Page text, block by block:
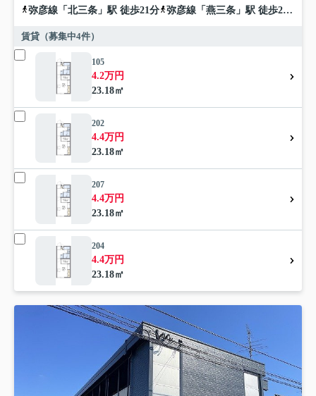
弥彦線 「 北三条 」駅 徒歩21分 弥彦線 「 燕三条 」駅 徒歩24分
賃貸（募集中4件）
105
4.2万円
23.18㎡
202
4.4万円
23.18㎡
207
4.4万円
23.18㎡
204
4.4万円
23.18㎡